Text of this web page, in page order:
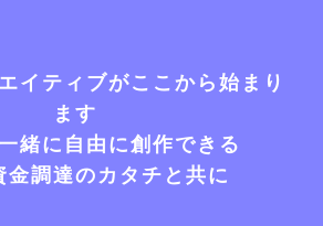
イティブがここから始まり
ます
緒に自由に創作できる
金調達のカタチと共に